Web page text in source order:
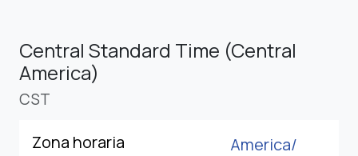
Central Standard Time (Central
America)
CST
Zona horaria
America/